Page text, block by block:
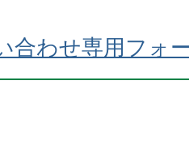
合わせ専用フォ